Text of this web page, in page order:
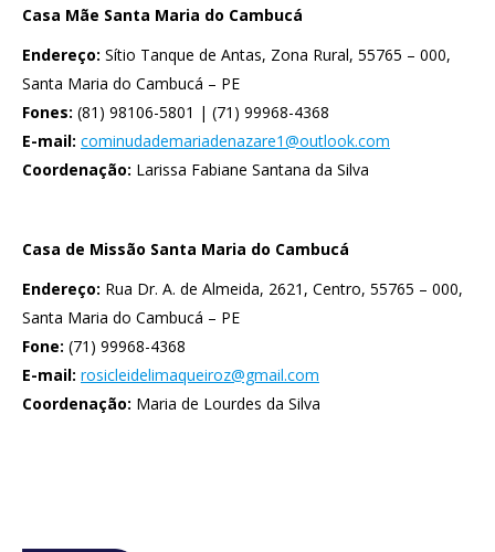
Casa Mãe Santa Maria do Cambucá
Endereço: Sítio Tanque de Antas, Zona Rural, 55765 – 000,
Santa Maria do Cambucá – PE
Fones: (81) 98106-5801 | (71) 99968-4368
E-mail: cominudademariadenazare1@outlook.com
Coordenação: Larissa Fabiane Santana da Silva
Casa de Missão Santa Maria do Cambucá
Endereço: Rua Dr. A. de Almeida, 2621, Centro, 55765 – 000,
Santa Maria do Cambucá – PE
Fone: (71) 99968-4368
E-mail: rosicleidelimaqueiroz@gmail.com
Coordenação: Maria de Lourdes da Silva